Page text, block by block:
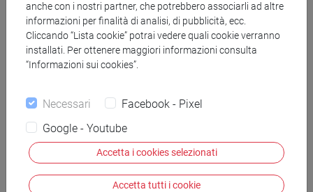
Non perdere questo contenuto:
accetta i cookie di "Terze parti"
anche con i nostri partner, che potrebbero associarli ad altre
informazioni per finalità di analisi, di pubblicità, ecc.
Cliccando “Lista cookie” potrai vedere quali cookie verranno
installati. Per ottenere maggiori informazioni consulta
“Informazioni sui cookies”.
Necessari
Facebook - Pixel
Google - Youtube
Accetta i cookies selezionati
Accetta tutti i cookie